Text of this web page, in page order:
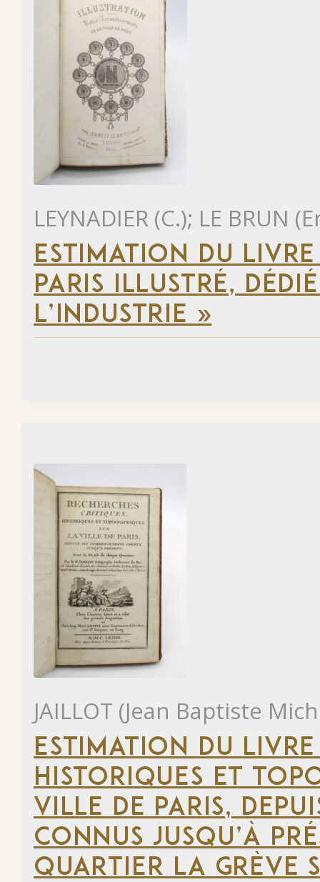
LEYNADIER (C.); LE BRUN
ESTIMATION DU
PARIS ILLUSTRÉ,
L’INDUSTRIE »
JAILLOT (Jean Baptiste
ESTIMATION DU
HISTORIQUES ET
VILLE DE PARIS,
CONNUS JUSQU’À
QUARTIER LA GRÈVE